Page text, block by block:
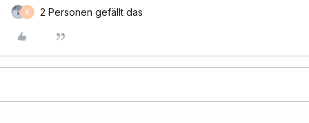
K 2 Personen gefällt das